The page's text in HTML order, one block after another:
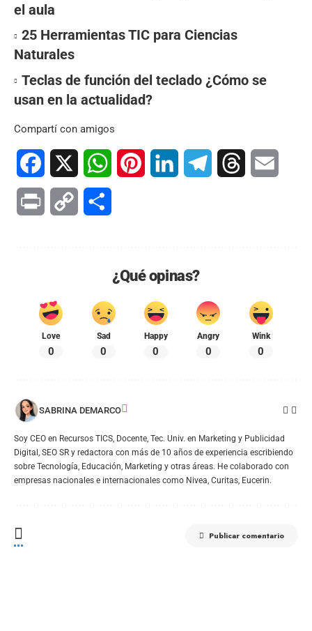
el aula
25 Herramientas TIC para Ciencias
Naturales
Teclas de función del teclado ¿Cómo se
usan en la actualidad?
Compartí con amigos
Facebook WhatsAppPinterest LinkedIn TelegramThreads
Print Copy
¿Qué opinas?
Love
0
Sad
0
Happy
0
Angry
0
Wink
0
SABRINA DEMARCO
Soy CEO en Recursos TICS, Docente, Tec. Univ. en Marketing y Publicidad
Digital, SEO SR y redactora con más de 10 años de experiencia escribiendo
sobre Tecnología, Educación, Marketing y otras áreas. He colaborado con
empresas nacionales e internacionales como Nivea, Curitas, Eucerin.
Publicar comentario